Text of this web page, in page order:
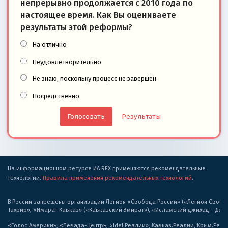
непрерывно продолжается с 2010 года по
настоящее время. Как Вы оцениваете
результаты этой реформы?
На отлично
Неудовлетворительно
Не знаю, поскольку процесс не завершён
Посредственно
Результаты
На информационном ресурсе ИА REX применяются рекомендательные
технологии. Правила применения рекомендательных технологий.
В России запрещены организации Легион «Свобода России» («Легион
Тахрир», «Имарат Кавказ» («Кавказский Эмират»), «Исламский джихад –
«Голос Америки», «Левада-Центр», «Idel.Реалии», Кавказ.Реалии,